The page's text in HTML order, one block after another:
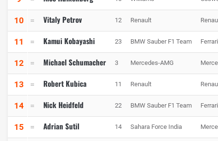
10 Vitaly Petrov 12 Renault
11 Kamui Kobayashi 23 BMW Sauber F1 Team Ferrari
12 Michael Schumacher 3 Mercedes-AMG
13 Robert Kubica 11 Renault
14 Nick Heidfeld 22 BMW Sauber F1 Team Ferrari
15 Adrian Sutil 14 Sahara Force India